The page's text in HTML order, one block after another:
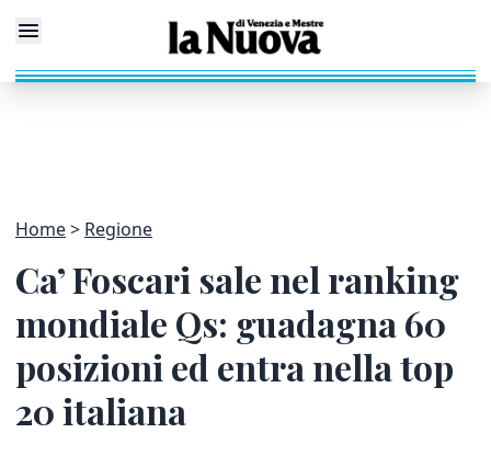
Home Regione
Ca’ Foscari sale nel ranking
mondiale Qs: guadagna 60
posizioni ed entra nella top
20 italiana